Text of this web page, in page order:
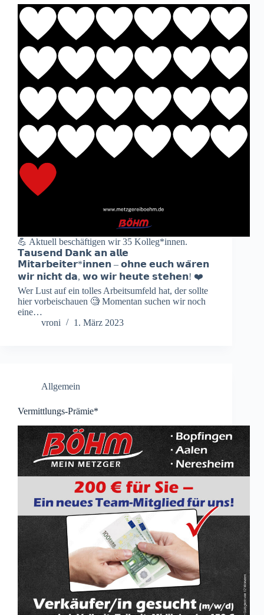
💪 Aktuell beschäftigen wir 35 Kolleg*innen.
𝗧𝗮𝘂𝘀𝗲𝗻𝗱 𝗗𝗮𝗻𝗸 𝗮𝗻 𝗮𝗹𝗹𝗲
𝗠𝗶𝘁𝗮𝗿𝗯𝗲𝗶𝘁𝗲𝗿*𝗶𝗻𝗻𝗲𝗻 – 𝗼𝗵𝗻𝗲 𝗲𝘂𝗰𝗵 𝘄𝗮̈𝗿𝗲𝗻
𝘄𝗶𝗿 𝗻𝗶𝗰𝗵𝘁 𝗱𝗮, 𝘄𝗼 𝘄𝗶𝗿 𝗵𝗲𝘂𝘁𝗲 𝘀𝘁𝗲𝗵𝗲𝗻! ❤️
Wer Lust auf ein tolles Arbeitsumfeld hat, der sollte
hier vorbeischauen 🧐 Momentan suchen wir noch
eine…
vroni
1. März 2023
Allgemein
Vermittlungs-Prämie*